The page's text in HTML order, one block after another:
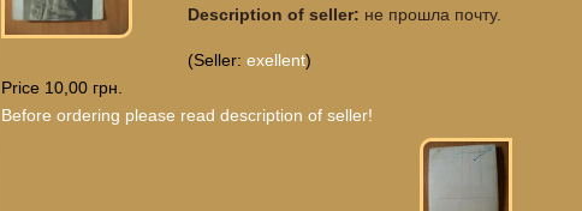
Description of seller: не прошла почту.
(Seller:exellent)
Price 10,00 грн.
Before ordering please read description of seller!